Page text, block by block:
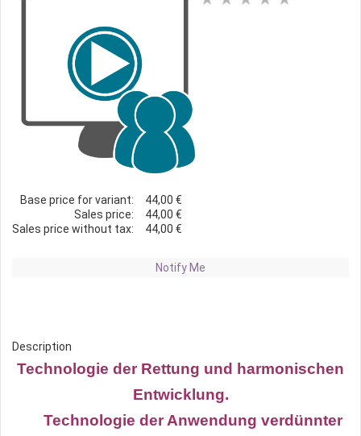
Base price for variant:
44,00 €
Sales price:
44,00 €
Sales price without tax:
44,00 €
Notify Me
Description
Technologie der Rettung und harmonischen
Entwicklung.
Technologie der Anwendung verdünnter